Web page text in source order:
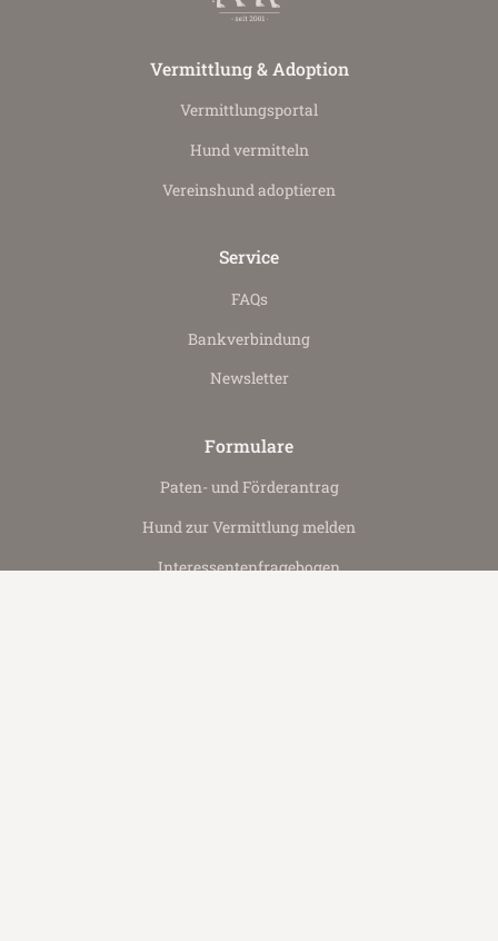
Vermittlung & Adoption
Vermittlungs­portal
Hund vermitteln
Vereinshund adoptieren
Service
FAQs
Bankverbindung
Newsletter
Formulare
Paten- und Förderantrag
Hund zur Vermittlung melden
Interessenten­fragebogen